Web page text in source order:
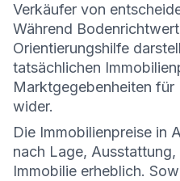
Verkäufer von
Während
Orientierungshilfe
tatsächlichen
Marktgegebenheiten für
wider.
Die Immobilienpreise in
nach Lage,
Immobilie erheblich.